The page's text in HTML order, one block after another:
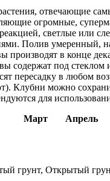
отвечающие
огромные,
светлые или
Полив умеренный,
в конце
содержат под
пересадку в любом
Клубни можно
для
Март Апрель
грунт, Открытый